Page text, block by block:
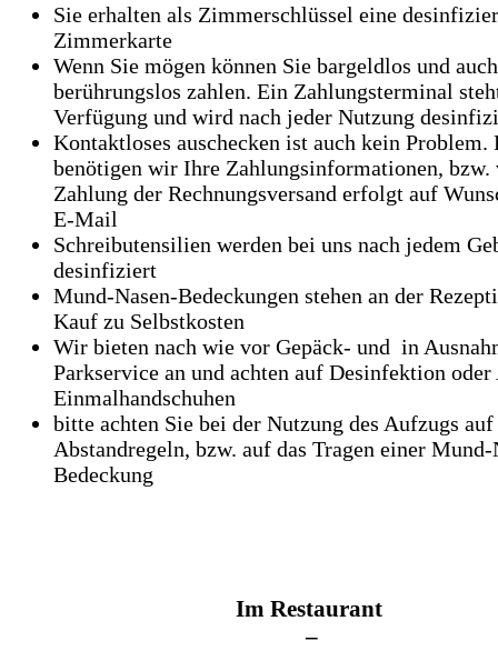
Sie erhalten als Zimmerschlüssel eine
Zimmerkarte
Wenn Sie mögen können Sie bargeldlos und auch
berührungslos zahlen. Ein Zahlungsterminal
Verfügung und wird nach jeder Nutzung
Kontaktloses auschecken ist auch kein
benötigen wir Ihre Zahlungsinformationen, bzw.
Zahlung der Rechnungsversand erfolgt auf
E-Mail
Schreibutensilien werden bei uns nach jedem
desinfiziert
Mund-Nasen-Bedeckungen stehen an der
Kauf zu Selbstkosten
Wir bieten nach wie vor Gepäck- und in
Parkservice an und achten auf Desinfektion
Einmalhandschuhen
bitte achten Sie bei der Nutzung des Aufzugs
Abstandregeln, bzw. auf das Tragen einer Mund-
Bedeckung
Im Restaurant
–